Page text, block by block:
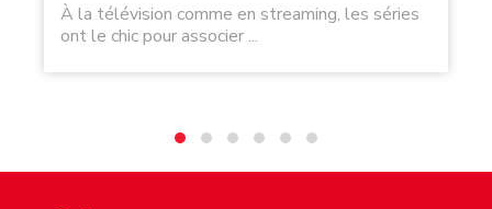
À la télévision comme en streaming, les séries
ont le chic pour associer ...